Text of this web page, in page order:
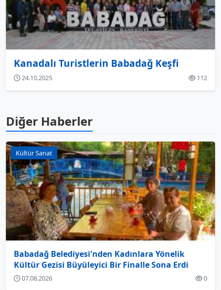
Kanadalı Turistlerin Babadağ Keşfi
24.10.2025 112
Diğer Haberler
Kültür Sanat
Babadağ Belediyesi'nden Kadınlara Yönelik
Kültür Gezisi Büyüleyici Bir Finalle Sona Erdi
07.08.2026 0